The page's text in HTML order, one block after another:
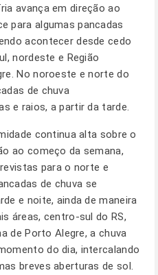
avança em direção ao
para algumas pancadas
acontecer desde cedo
nordeste e Região
No noroeste e norte do
de chuva
e raios, a partir da tarde.
continua alta sobre o
ao começo da semana,
para o norte e
de chuva se
e noite, ainda de maneira
áreas, centro-sul do RS,
de Porto Alegre, a chuva
do dia, intercalando
breves aberturas de sol.